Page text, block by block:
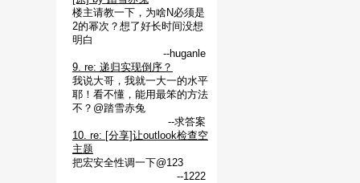
楼主请教一下，为啥N必须是
2的幂次？想了好长时间没想
明白
--huganle
9. re: 递归实现倒序？
我说大哥，我就一大一的水平
耶！看不懂，能用最笨的方法
不？@踏雪赤兔
--求答案
10. re: [分享]让outlook检查空
主题
把宏安全性调一下@123
--1222